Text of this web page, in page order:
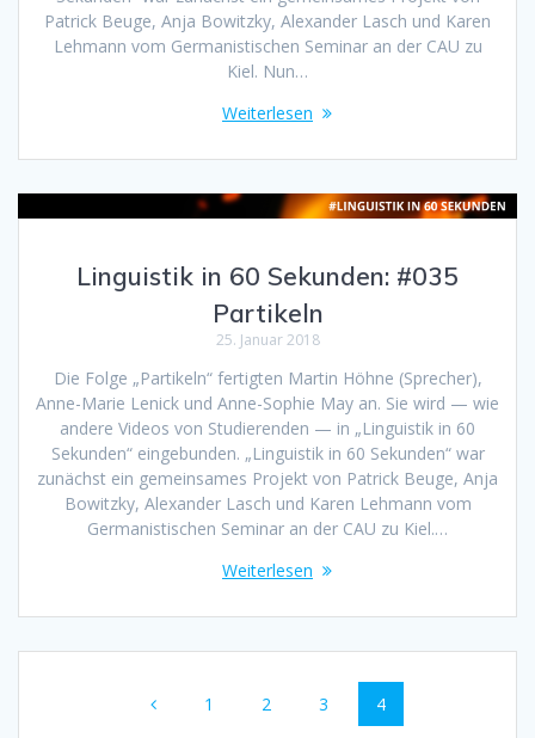
Patrick Beuge, Anja Bowitzky, Alexander Lasch und Karen
Lehmann vom Germanistischen Seminar an der CAU zu
Kiel. Nun…
Weiterlesen
Linguistik in 60 Sekunden: #035
Partikeln
25. Januar 2018
Die Folge „Partikeln“ fertigten Martin Höhne (Sprecher),
Anne-Marie Lenick und Anne-Sophie May an. Sie wird — wie
andere Videos von Studierenden — in „Linguistik in 60
Sekunden“ eingebunden. „Linguistik in 60 Sekunden“ war
zunächst ein gemeinsames Projekt von Patrick Beuge, Anja
Bowitzky, Alexander Lasch und Karen Lehmann vom
Germanistischen Seminar an der CAU zu Kiel.…
Weiterlesen
Beitragsnavigation
Seite
1 Seite
2 Seite
3 Seite
4